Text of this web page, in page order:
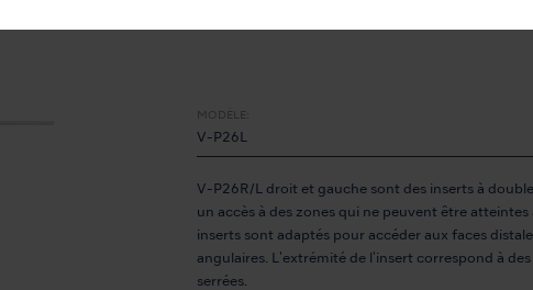
MODÈLE:
V-P26L
V-P26R/L droit et gauche sont des inserts à
un accès à des zones qui ne peuvent être
inserts sont adaptés pour accéder aux faces
angulaires. L'extrémité de l'insert correspond à
serrées.